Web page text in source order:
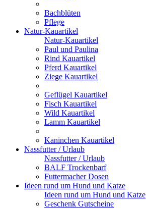
Bachblüten
Pflege
Natur-Kauartikel
Natur-Kauartikel
Paul und Paulina
Rind Kauartikel
Pferd Kauartikel
Ziege Kauartikel
Geflügel Kauartikel
Fisch Kauartikel
Wild Kauartikel
Lamm Kauartikel
Kaninchen Kauartikel
Nassfutter / Urlaub
Nassfutter / Urlaub
BALF Trockenbarf
Futtermacher Dosen
Ideen rund um Hund und Katze
Ideen rund um Hund und Katze
Geschenk Gutscheine